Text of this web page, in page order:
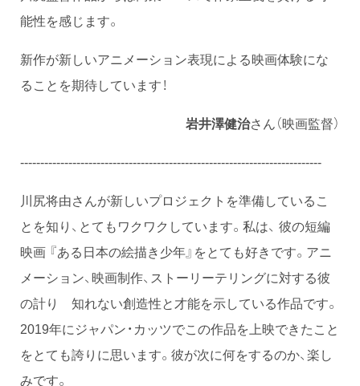
能性を感じます。
新作が新しいアニメーション表現による映画体験にな
ることを期待しています！
岩井澤健治さん（映画監督）
---------------------------------------------------------------------------
川尻将由さんが新しいプロジェクトを準備しているこ
とを知り、とてもワクワクしています。私は、 彼の短編
映画 『ある日本の絵描き少年』をとても好きです。アニ
メーション、映画制作、ストーリーテリングに対する彼
の計り 知れない創造性と才能を示している作品です。
2019年にジャパン・カッツでこの作品を上映できたこと
をとても誇りに思います。彼が次に何をするのか、楽し
みです。